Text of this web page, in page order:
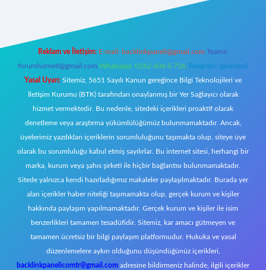
Reklam ve İletişim: E-mail: backlinkpaneli@gmail.com Teams:
forumhizmeti@gmail.com Whatsapp: 0262 606 0 726 Telegram: @karabul
Yasal Uyarı: Sitemiz, 5651 Sayılı Kanun gereğince Bilgi Teknolojileri ve
İletişim Kurumu (BTK) tarafından onaylanmış bir Yer Sağlayıcı olarak
hizmet vermektedir. Bu nedenle, sitedeki içerikleri proaktif olarak
denetleme veya araştırma yükümlülüğümüz bulunmamaktadır. Ancak,
üyelerimiz yazdıkları içeriklerin sorumluluğunu taşımakta olup, siteye üye
olarak bu sorumluluğu kabul etmiş sayılırlar. Bu internet sitesi, herhangi bir
marka, kurum veya şahıs şirketi ile hiçbir bağlantısı bulunmamaktadır.
Sitede yalnızca kendi hazırladığımız makaleler paylaşılmaktadır. Burada yer
alan içerikler haber niteliği taşımamakta olup, gerçek kurum ve kişiler
hakkında paylaşım yapılmamaktadır. Gerçek kurum ve kişiler ile isim
benzerlikleri tamamen tesadüfidir. Sitemiz, kar amacı gütmeyen ve
tamamen ücretsiz bir bilgi paylaşım platformudur. Hukuka ve yasal
düzenlemelere aykırı olduğunu düşündüğünüz içerikleri,
backlinkpanelicomtr@gmail.com adresine bildirmeniz halinde, ilgili içerikler